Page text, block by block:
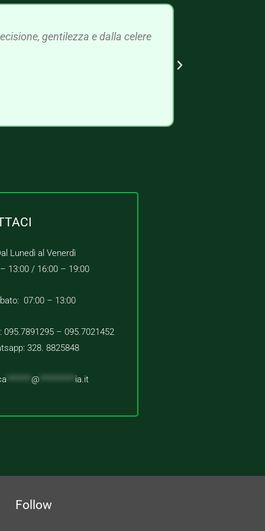
gentilezza e dalla celere
Lunedì al Venerdì
13:00 / 16:00 – 19:00
07:00 – 13:00
095.7891295 – 095.7021452
328. 8825848
*******@ ia.it
Follow